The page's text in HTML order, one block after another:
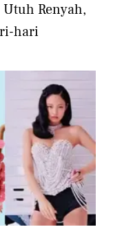
Renyah,
hari